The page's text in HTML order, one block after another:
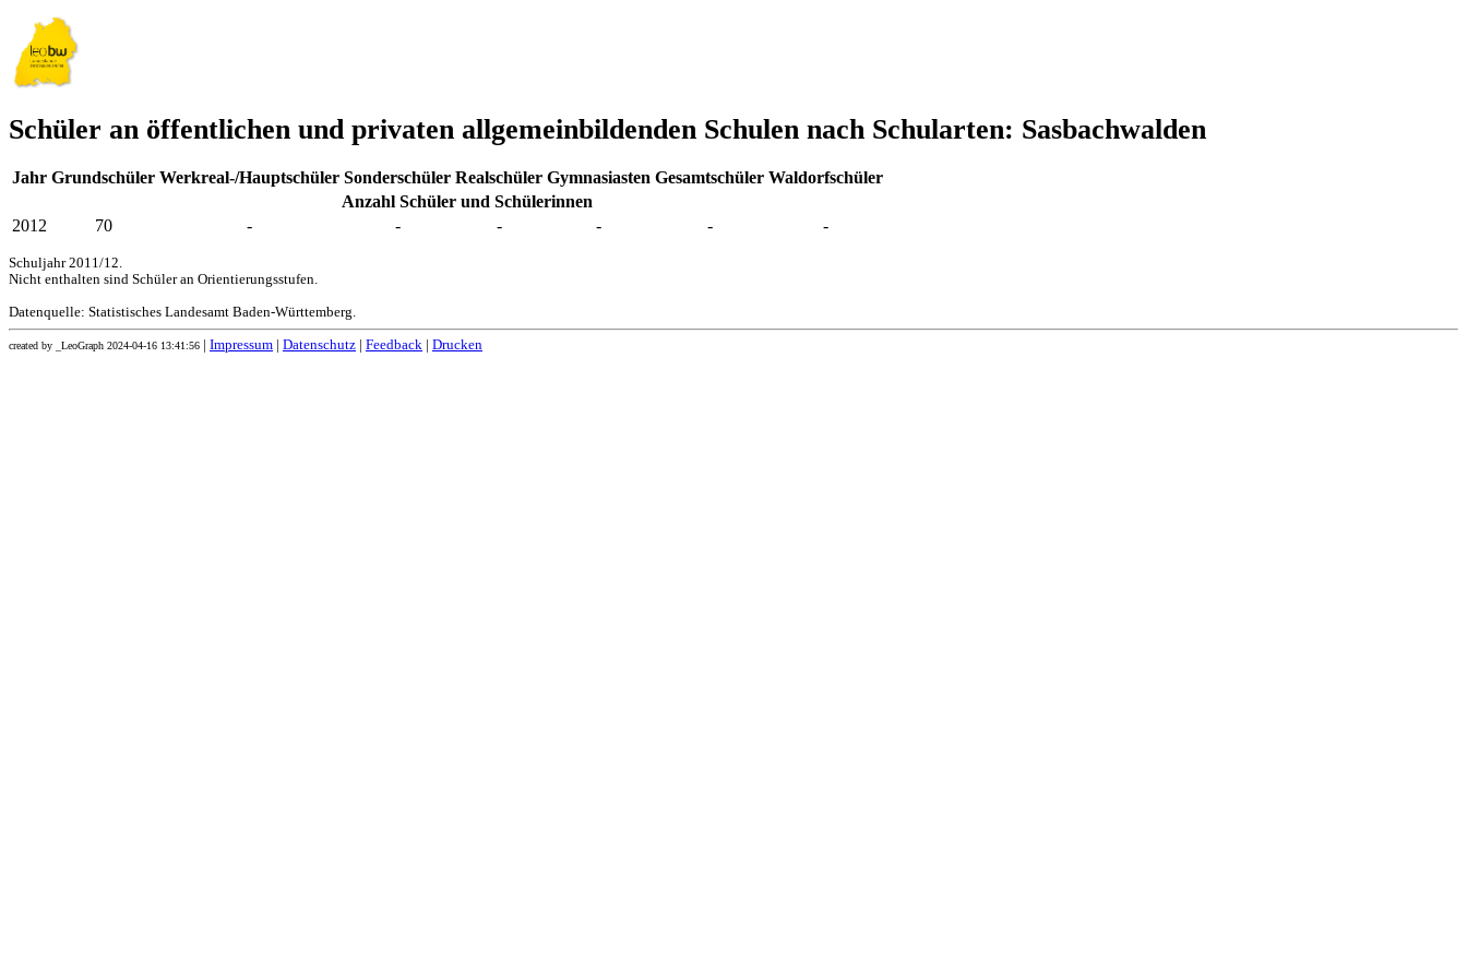
Schüler an öffentlichen und privaten allgemeinbildenden Schulen nach Schularten: Sasbachwalden
Jahr Grundschüler Werkreal-/Hauptschüler Sonderschüler Realschüler Gymnasiasten Gesamtschüler Waldorfschüler
Anzahl Schüler und Schülerinnen
2012
70 - - - - - -
Schuljahr 2011/12.
Nicht enthalten sind Schüler an Orientierungsstufen.
Datenquelle: Statistisches Landesamt Baden-Württemberg.
created by _LeoGraph 2024-04-16 13:41:56 Impressum Datenschutz Feedback Drucken